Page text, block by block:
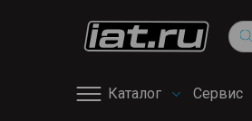
Каталог Сервис
Снегоходы
Квадроциклы